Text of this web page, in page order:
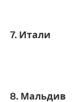
7. Итали
8. Мальдив